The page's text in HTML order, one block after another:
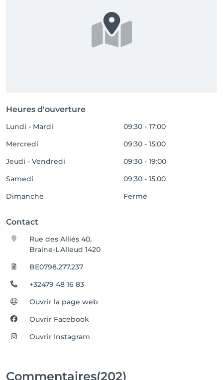
Heures d'ouverture
Lundi - Mardi
09:30 - 17:00
Mercredi
09:30 - 15:00
Jeudi - Vendredi
09:30 - 19:00
Samedi
09:30 - 15:00
Dimanche
Fermé
Contact
Rue des Alliés 40,
Braine-L'Alleud 1420
BE0798.277.237
+32479 48 16 83
Ouvrir la page web
Ouvrir Facebook
Ouvrir Instagram
Commentaires(202)